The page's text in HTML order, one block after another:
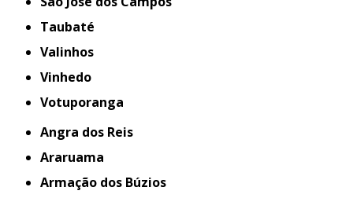
Taubaté
Valinhos
Vinhedo
Votuporanga
Angra dos Reis
Araruama
Armação dos Búzios